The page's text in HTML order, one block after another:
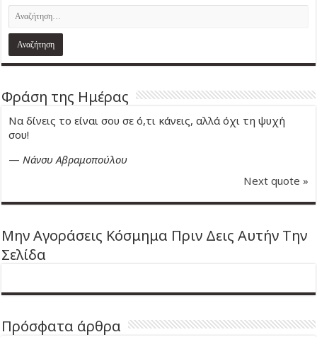
Φράση της Ημέρας
Να δίνεις το είναι σου σε ό,τι κάνεις, αλλά όχι τη ψυχή
σου!
—Νάνσυ Αβραμοπούλου
Next quote »
Μην Αγοράσεις Κόσμημα Πριν Δεις Αυτήν Την
Σελίδα
Πρόσφατα άρθρα